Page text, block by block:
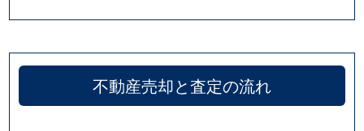
不動産売却と査定の流れ